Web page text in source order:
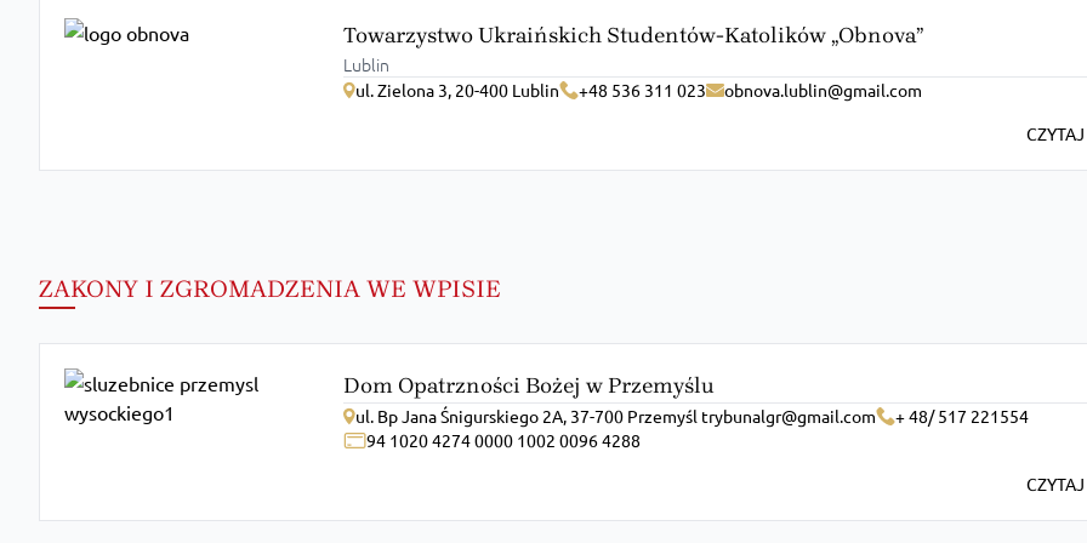
Towarzystwo Ukraińskich Studentów-Katolików „Obnova”
Lublin
ul. Zielona 3, 20-400 Lublin +48 536 311 023
obnova.lublin@gmail.com
ZAKONY I ZGROMADZENIA WE WPISIE
Dom Opatrzności Bożej w Przemyślu
ul. Bp Jana Śnigurskiego 2A, 37-700 Przemyśl trybunalgr@gmail.com
+ 48/ 517 221554
94 1020 4274 0000 1002 0096 4288